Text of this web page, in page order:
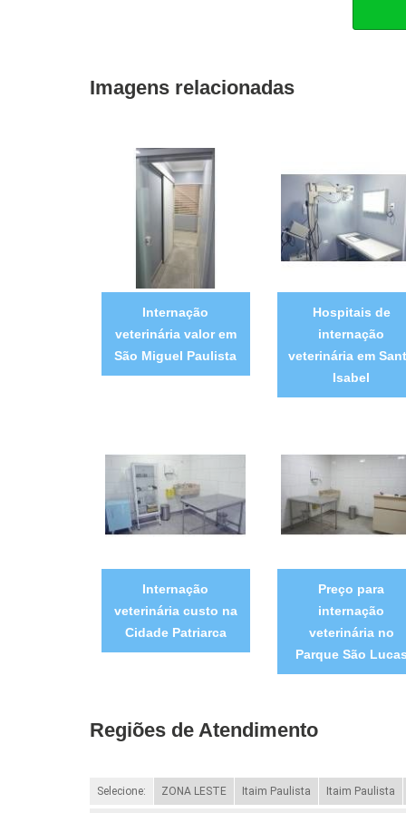
Imagens relacionadas
Internação
veterinária valor em
São Miguel Paulista
Hospitais de
internação
veterinária em
Isabel
Internação
veterinária custo na
Cidade Patriarca
Preço para
internação
veterinária no
Parque São Lucas
Regiões de Atendimento
Selecione: ZONA LESTE Itaim Paulista Itaim Paulista